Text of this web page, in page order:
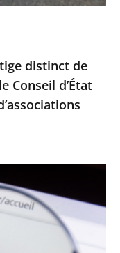
distinct de
Conseil d’État